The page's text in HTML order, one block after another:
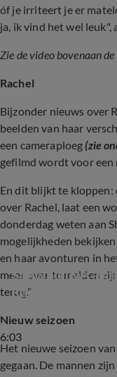
óf je irriteert je er
ja, ik vind het wel
Zie de video bovenaan
Rachel
Bijzonder nieuws over
beelden van haar
een cameraploeg(zie
gefilmd wordt voor een
En dit blijkt te kloppen:
over Rachel, laat een
donderdag weten aan
mogelijkheden
en haar avonturen in
meer over te melden
terug."
6:03
Shownieuws-
Rachel
Nieuw seizoen
Het nieuwe seizoen
gegaan. De mannen